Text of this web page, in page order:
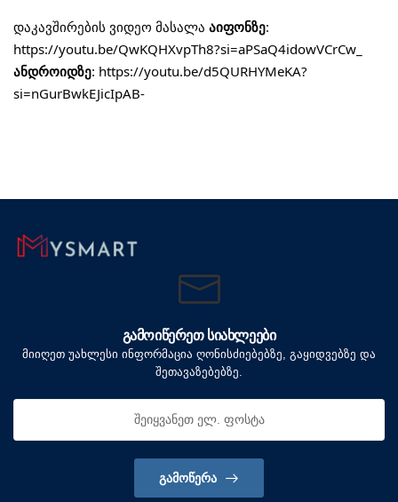
დაკავშირების ვიდეო მასალა აიფონზე:
https://youtu.be/QwKQHXvpTh8?si=aPSaQ4idowVCrCw_
ანდროიდზე: https://youtu.be/d5QURHYMeKA?
si=nGurBwkEJicIpAB-
ᲒᲐᲛᲝᲘᲬᲔᲠᲔᲗ ᲡᲘᲐᲮᲚᲔᲔᲑᲘ
მიიღეთ უახლესი ინფორმაცია ღონისძიებებზე, გაყიდვებზე და
შეთავაზებებზე.
ᲒᲐᲛᲝᲬᲔᲠᲐ